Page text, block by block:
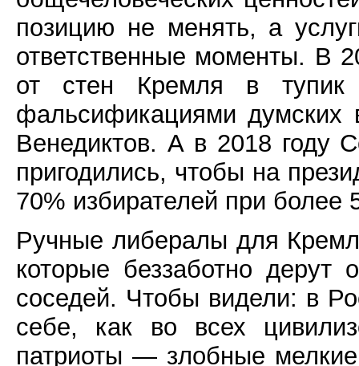
позицию не менять, а
ответственные моменты. В
от стен Кремля в тупик
фальсификациями думских
Венедиктов. А в 2018 году
пригодились, чтобы на
70% избирателей при более
Ручные либералы для
которые беззаботно
соседей. Чтобы видели: в
себе, как во всех
патриоты — злобные